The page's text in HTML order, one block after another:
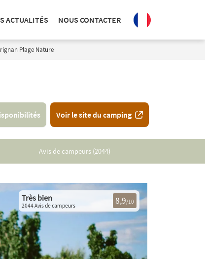
ACTUALITÉS NOUS CONTACTER
Plage Nature
Voir le site du camping
Avis de campeurs (2044)
Très bien
2044 Avis de campeurs 8,9/10